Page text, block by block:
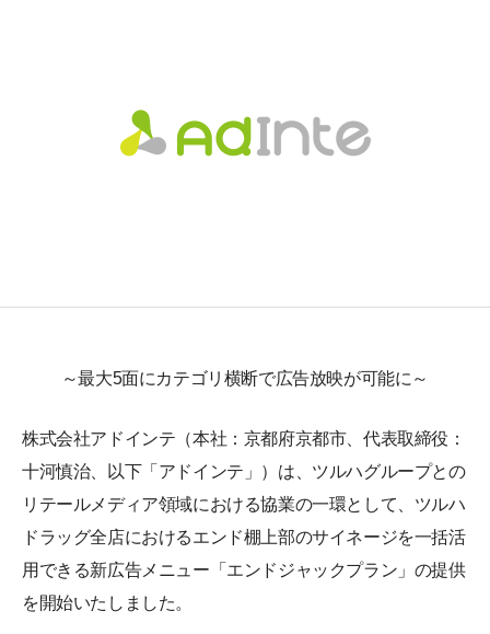
～最大5面にカテゴリ横断で広告放映が可能に～
株式会社アドインテ（本社：京都府京都市、代表取締役：
十河慎治、以下「アドインテ」）は、ツルハグループとの
リテールメディア領域における協業の一環として、ツルハ
ドラッグ全店におけるエンド棚上部のサイネージを一括活
用できる新広告メニュー「エンドジャックプラン」の提供
を開始いたしました。